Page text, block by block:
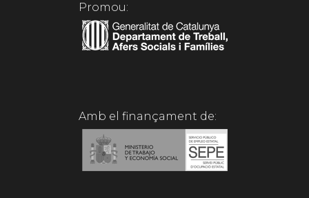
Promou:
Amb el finançament de: